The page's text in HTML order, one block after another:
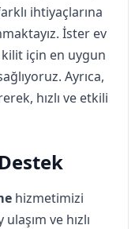
ihtiyaçlarına
İster ev
için en uygun
Ayrıca,
hızlı ve etkili
hizmetimizi
ve hızlı